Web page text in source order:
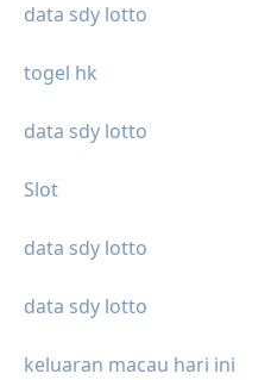
data sdy lotto
togel hk
data sdy lotto
Slot
data sdy lotto
data sdy lotto
keluaran macau hari ini